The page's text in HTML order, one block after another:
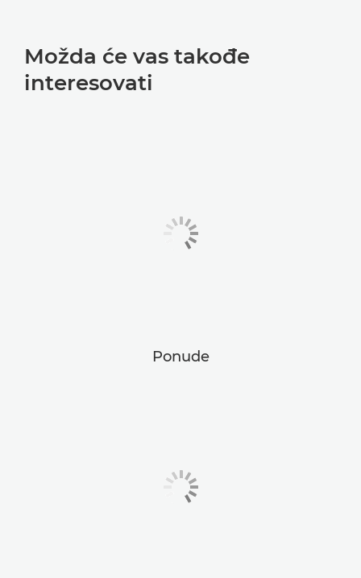
Možda će vas takođe
interesovati
Ponude